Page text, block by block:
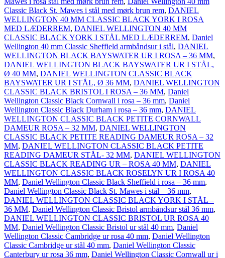
Classic Black St. Mawes i stål med mørk brun rem, DANIEL
WELLINGTON 40 MM CLASSIC BLACK YORK I ROSA
MED LÆDERREM, DANIEL WELLINGTON 40 MM
CLASSIC BLACK YORK I STÅL MED LÆDERREM, Daniel
Wellington 40 mm Classic Sheffield armbåndsur i stål, DANIEL
WELLINGTON BLACK BAYSWATER UR I ROSA – 36 MM,
DANIEL WELLINGTON BLACK BAYSWATER UR I STÅL,
Ø 40 MM, DANIEL WELLINGTON CLASSIC BLACK
BAYSWATER UR I STÅL, Ø 36 MM, DANIEL WELLINGTON
CLASSIC BLACK BRISTOL I ROSA – 36 MM, Daniel
Wellington Classic Black Cornwall i rosa – 36 mm, Daniel
Wellington Classic Black Durham i rosa – 36 mm, DANIEL
WELLINGTON CLASSIC BLACK PETITE CORNWALL
DAMEUR ROSA – 32 MM, DANIEL WELLINGTON
CLASSIC BLACK PETITE READING DAMEUR ROSA – 32
MM, DANIEL WELLINGTON CLASSIC BLACK PETITE
READING DAMEUR STÅL- 32 MM, DANIEL WELLINGTON
CLASSIC BLACK READING UR – ROSA 40 MM, DANIEL
WELLINGTON CLASSIC BLACK ROSELYN UR I ROSA 40
MM, Daniel Wellington Classic Black Sheffield i rosa – 36 mm,
Daniel Wellington Classic Black St. Mawes i stål – 36 mm,
DANIEL WELLINGTON CLASSIC BLACK YORK I STÅL –
36 MM, Daniel Wellington Classic Bristol armbåndsur stål 36 mm,
DANIEL WELLINGTON CLASSIC BRISTOL UR ROSA 40
MM, Daniel Wellington Classic Bristol ur stål 40 mm, Daniel
Wellington Classic Cambridge ur rosa 40 mm, Daniel Wellington
Classic Cambridge ur stål 40 mm, Daniel Wellington Classic
Canterbury ur rosa 36 mm, Daniel Wellington Classic Cornwall ur i